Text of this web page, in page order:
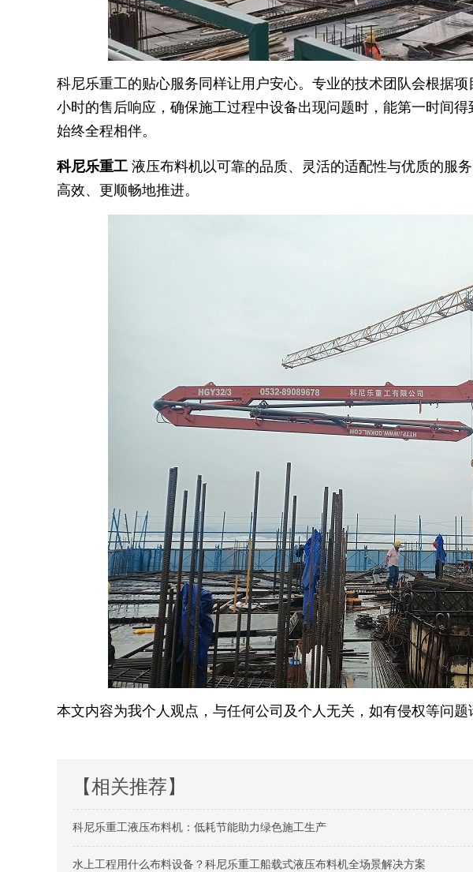
科尼乐重工的贴心服务同样让用户安心。专业的技术团队会根据
小时的售后响应，确保施工过程中设备出现问题时，能第一时间
始终全程相伴。
科尼乐重工 液压布料机以可靠的品质、灵活的适配性与优质的服
高效、更顺畅地推进。
本文内容为我个人观点，与任何公司及个人无关，如有侵权等问题
【相关推荐】
科尼乐重工液压布料机：低耗节能助力绿色施工生产
水上工程用什么布料设备？科尼乐重工船载式液压布料机全场景解决方案